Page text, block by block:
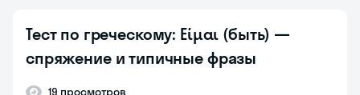
Тест по греческому: Είμαι (быть) —
спряжение и типичные фразы